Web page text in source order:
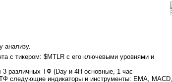
анализу.
с тикером: $MTLR с его ключевыми уровнями и
3 различных ТФ (Day и 4Н основные, 1 час
ТФ следующие индикаторы и инструменты: ЕМА, MACD,